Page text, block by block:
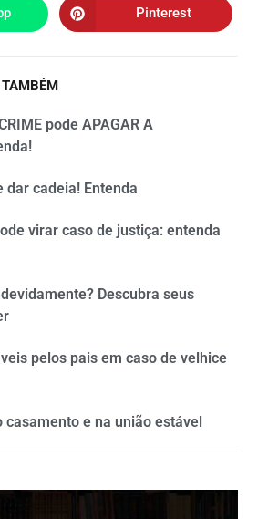
Pinterest
TAMBÉM
pode APAGAR A
dar cadeia! Entenda
virar caso de justiça: entenda
Descubra seus
pelos pais em caso de velhice
casamento e na união estável